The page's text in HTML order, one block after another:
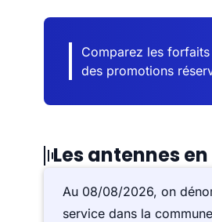
Comparez les
des promotions
Les antennes
Au 08/08/2026, on
service dans la